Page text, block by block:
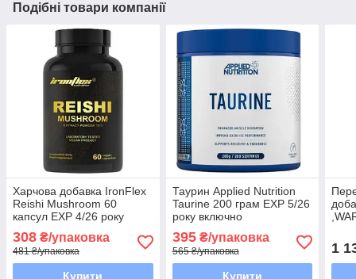
Подібні товари компанії
Харчова добавка IronFlex
Reishi Mushroom 60
капсул EXP 4/26 року
308 ₴/упаковка
481 ₴/упаковка
Купити
Таурин Applied Nutrition
Taurine 200 грам EXP 5/26
року включно
395₴/упаковка
565 ₴/упаковка
Купити
1